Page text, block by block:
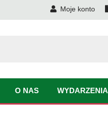
Moje konto
O NAS WYDARZENIA